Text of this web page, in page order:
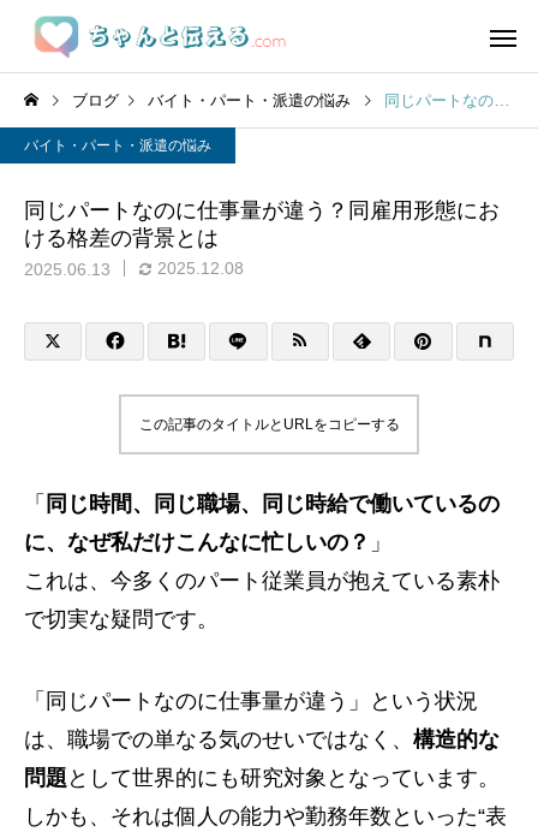
ブログ バイト・パート・派遣の悩み 同じパートなのに仕事量が違う？同雇用形態における格差の背景とは
バイト・パート・派遣の悩み
同じパートなのに仕事量が違う？同雇用形態にお
ける格差の背景とは
2025.06.13 2025.12.08
この記事のタイトルとURLをコピーする
「 同じ時間、同じ職場、同じ時給で働いているの
に、なぜ私だけこんなに忙しいの？ 」
これは、今多くのパート従業員が抱えている素朴
で切実な疑問です。
「同じパートなのに仕事量が違う」という状況
は、職場での単なる気のせいではなく、 構造的な
問題 として世界的にも研究対象となっています。
しかも、それは個人の能力や勤務年数といった“表